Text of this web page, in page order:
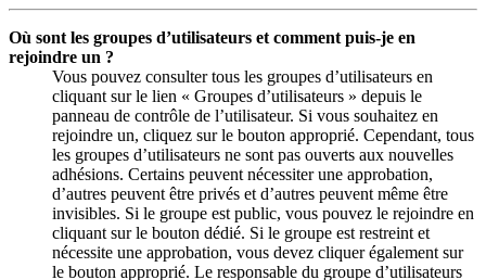
Où sont les groupes d’utilisateurs et comment puis-je en
rejoindre un ?
Vous pouvez consulter tous les groupes d’utilisateurs en
cliquant sur le lien « Groupes d’utilisateurs » depuis le
panneau de contrôle de l’utilisateur. Si vous souhaitez en
rejoindre un, cliquez sur le bouton approprié. Cependant, tous
les groupes d’utilisateurs ne sont pas ouverts aux nouvelles
adhésions. Certains peuvent nécessiter une approbation,
d’autres peuvent être privés et d’autres peuvent même être
invisibles. Si le groupe est public, vous pouvez le rejoindre en
cliquant sur le bouton dédié. Si le groupe est restreint et
nécessite une approbation, vous devez cliquer également sur
le bouton approprié. Le responsable du groupe d’utilisateurs